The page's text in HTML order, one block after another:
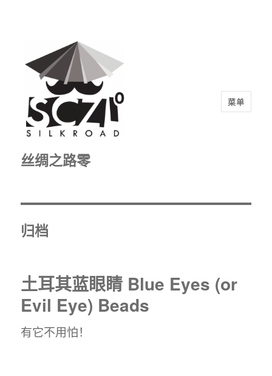
丝绸之路零
菜单
归档
土耳其蓝眼睛 Blue Eyes (or
Evil Eye) Beads
有它不用怕！